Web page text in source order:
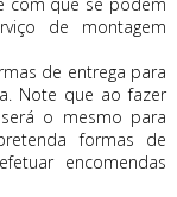
de montagem
de entrega para
Note que ao fazer
o mesmo para
formas de
encomendas